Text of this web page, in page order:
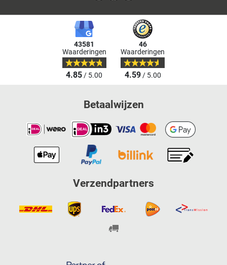
43581
Waarderingen
4.85/ 5.00
46
Waarderingen
4.59/ 5.00
Betaalwijzen
Verzendpartners